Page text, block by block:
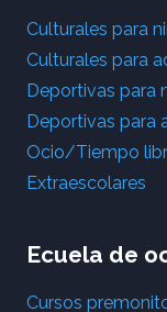
Culturales para
Culturales para
Deportivas para
Deportivas para
Ocio/Tiempo
Extraescolares
Ecuela de
Cursos